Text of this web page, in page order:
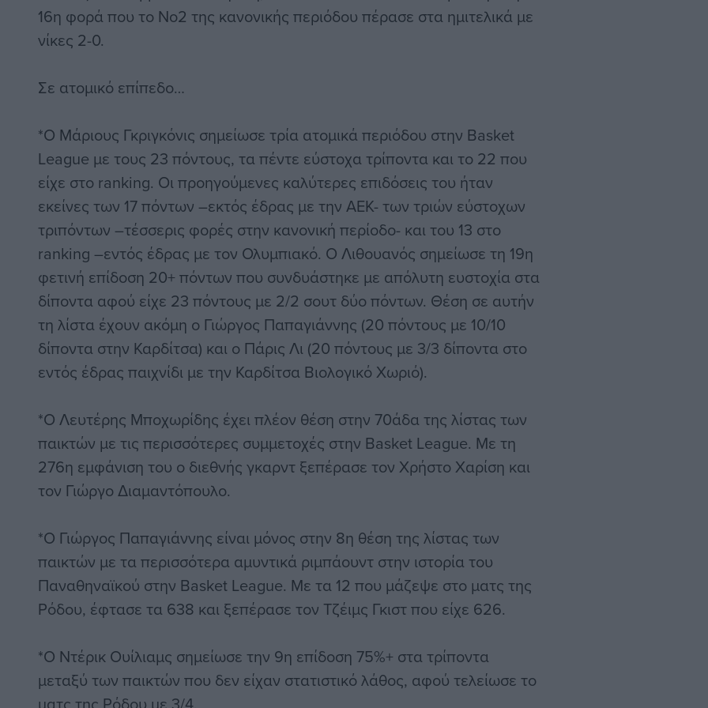
16η φορά που το Νο2 της κανονικής περιόδου πέρασε στα ημιτελικά με
νίκες 2-0.
Σε ατομικό επίπεδο…
*Ο Μάριους Γκριγκόνις σημείωσε τρία ατομικά περιόδου στην Basket
League με τους 23 πόντους, τα πέντε εύστοχα τρίποντα και το 22 που
είχε στο ranking. Οι προηγούμενες καλύτερες επιδόσεις του ήταν
εκείνες των 17 πόντων –εκτός έδρας με την ΑΕΚ- των τριών εύστοχων
τριπόντων –τέσσερις φορές στην κανονική περίοδο- και του 13 στο
ranking –εντός έδρας με τον Ολυμπιακό. Ο Λιθουανός σημείωσε τη 19η
φετινή επίδοση 20+ πόντων που συνδυάστηκε με απόλυτη ευστοχία στα
δίποντα αφού είχε 23 πόντους με 2/2 σουτ δύο πόντων. Θέση σε αυτήν
τη λίστα έχουν ακόμη ο Γιώργος Παπαγιάννης (20 πόντους με 10/10
δίποντα στην Καρδίτσα) και ο Πάρις Λι (20 πόντους με 3/3 δίποντα στο
εντός έδρας παιχνίδι με την Καρδίτσα Βιολογικό Χωριό).
*Ο Λευτέρης Μποχωρίδης έχει πλέον θέση στην 70άδα της λίστας των
παικτών με τις περισσότερες συμμετοχές στην Basket League. Με τη
276η εμφάνιση του ο διεθνής γκαρντ ξεπέρασε τον Χρήστο Χαρίση και
τον Γιώργο Διαμαντόπουλο.
*Ο Γιώργος Παπαγιάννης είναι μόνος στην 8η θέση της λίστας των
παικτών με τα περισσότερα αμυντικά ριμπάουντ στην ιστορία του
Παναθηναϊκού στην Basket League. Με τα 12 που μάζεψε στο ματς της
Ρόδου, έφτασε τα 638 και ξεπέρασε τον Τζέιμς Γκιστ που είχε 626.
*Ο Ντέρικ Ουίλιαμς σημείωσε την 9η επίδοση 75%+ στα τρίποντα
μεταξύ των παικτών που δεν είχαν στατιστικό λάθος, αφού τελείωσε το